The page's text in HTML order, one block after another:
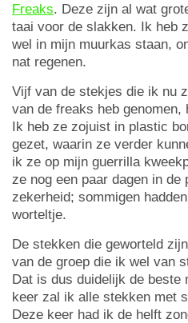
Freaks. Deze zijn al wat
taai voor de slakken. Ik heb
wel in mijn muurkas staan,
nat regenen.
Vijf van de stekjes die ik nu
van de freaks heb genomen,
Ik heb ze zojuist in plastic
gezet, waarin ze verder
ik ze op mijn guerrilla
ze nog een paar dagen in de
zekerheid; sommigen
worteltje.
De stekken die geworteld
van de groep die ik wel van
Dat is dus duidelijk de beste
keer zal ik alle stekken met
Deze keer had ik de helft